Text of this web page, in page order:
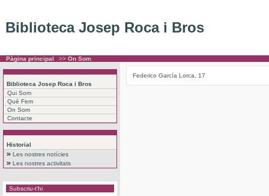
Biblioteca Josep Roca i Bros
Pàgina principal >> On Som
Biblioteca Josep Roca i Bros
Qui Som
Què Fem
On Som
Contacte
Historial
Les nostres notícies
Les nostres activitats
Subscriu-t'hi
Federico García Lorca, 17